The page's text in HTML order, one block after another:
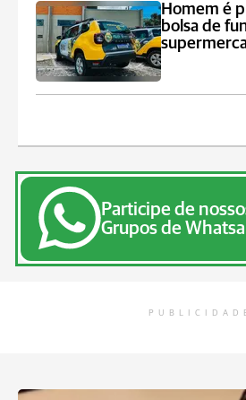
Homem é
bolsa de
Participe de
Grupos de